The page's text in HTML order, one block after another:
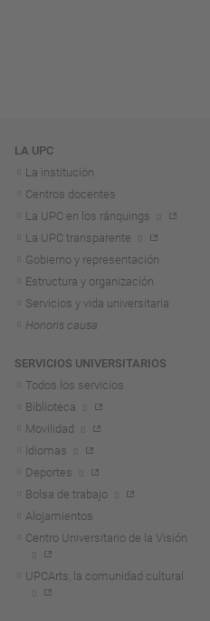
LA UPC
La institución
Centros docentes
La UPC en los ránquings
La UPC transparente
Gobierno y representación
Estructura y organización
Servicios y vida universitaria
Honoris causa
SERVICIOS UNIVERSITARIOS
Todos los servicios
Biblioteca
Movilidad
Idiomas
Deportes
Bolsa de trabajo
Alojamientos
Centro Universitario de la Visión
UPCArts, la comunidad cultural